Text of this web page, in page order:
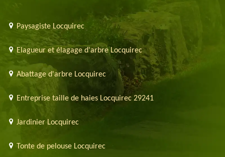
Paysagiste Locquirec
Elagueur et élagage d'arbre Locquirec
Abattage d'arbre Locquirec
Entreprise taille de haies Locquirec 29241
Jardinier Locquirec
Tonte de pelouse Locquirec